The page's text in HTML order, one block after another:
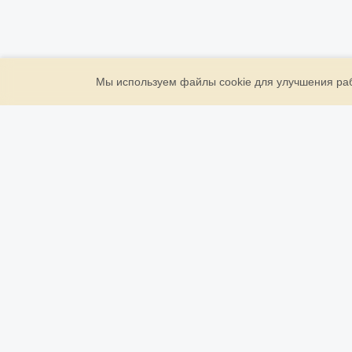
Мы используем файлы cookie для улучшения